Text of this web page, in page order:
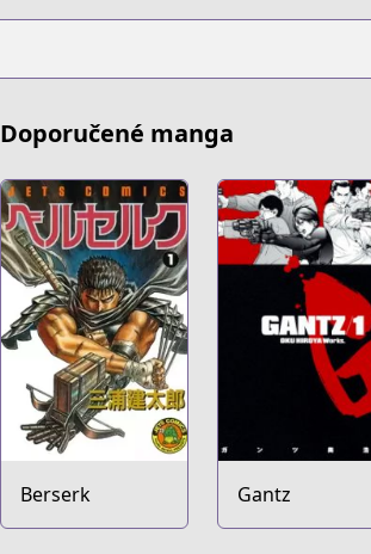
Doporučené manga
Berserk Gantz